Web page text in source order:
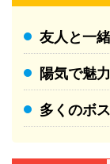
友人と一
陽気で魅
多くのボ